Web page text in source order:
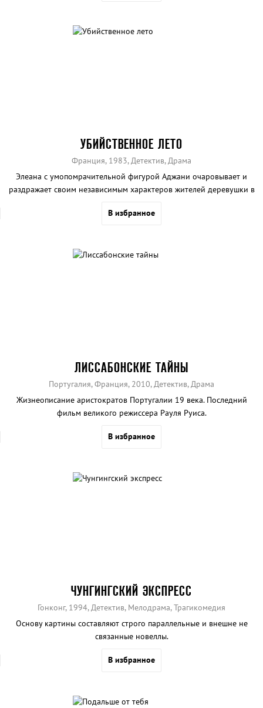
УБИЙСТВЕННОЕ ЛЕТО
Франция, 1983, Детектив, Драма
Элеана с умопомрачительной фигурой Аджани очаровывает и
раздражает своим независимым характеров жителей деревушки в
В избранное
ЛИССАБОНСКИЕ ТАЙНЫ
Португалия, Франция, 2010, Детектив, Драма
Жизнеописание аристократов Португалии 19 века. Последний
фильм великого режиссера Рауля Руиса.
В избранное
ЧУНГИНГСКИЙ ЭКСПРЕСС
Гонконг, 1994, Детектив, Мелодрама, Трагикомедия
Основу картины составляют строго параллельные и внешне не
связанные новеллы.
В избранное